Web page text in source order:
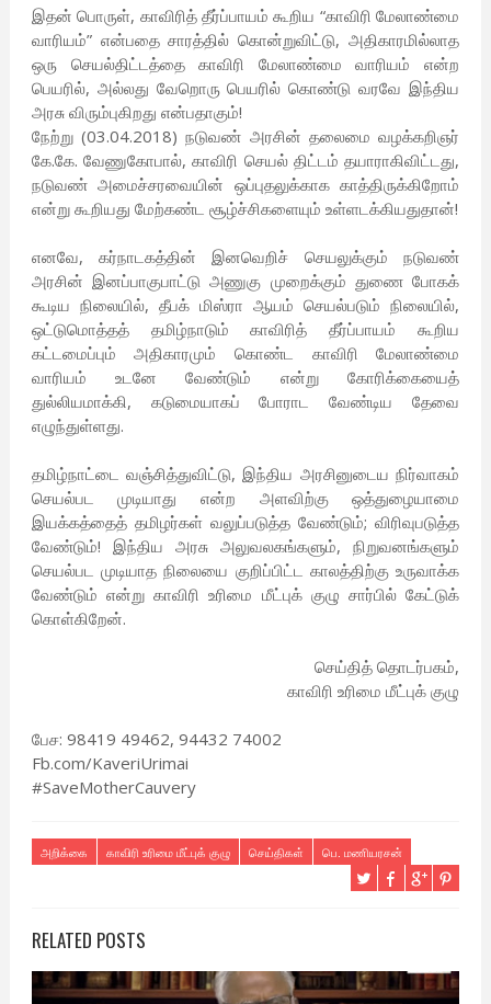
இதன் பொருள், காவிரித் தீர்ப்பாயம் கூறிய “காவிரி மேலாண்மை
வாரியம்” என்பதை சாரத்தில் கொன்றுவிட்டு, அதிகாரமில்லாத
ஒரு செயல்திட்டத்தை காவிரி மேலாண்மை வாரியம் என்ற
பெயரில், அல்லது வேறொரு பெயரில் கொண்டு வரவே இந்திய
அரசு விரும்புகிறது என்பதாகும்!
நேற்று (03.04.2018) நடுவண் அரசின் தலைமை வழக்கறிஞர்
கே.கே. வேணுகோபால், காவிரி செயல் திட்டம் தயாராகிவிட்டது,
நடுவண் அமைச்சரவையின் ஒப்புதலுக்காக காத்திருக்கிறோம்
என்று கூறியது மேற்கண்ட சூழ்ச்சிகளையும் உள்ளடக்கியதுதான்!
எனவே, கர்நாடகத்தின் இனவெறிச் செயலுக்கும் நடுவண்
அரசின் இனப்பாகுபாட்டு அணுகு முறைக்கும் துணை போகக்
கூடிய நிலையில், தீபக் மிஸ்ரா ஆயம் செயல்படும் நிலையில்,
ஒட்டுமொத்தத் தமிழ்நாடும் காவிரித் தீர்ப்பாயம் கூறிய
கட்டமைப்பும் அதிகாரமும் கொண்ட காவிரி மேலாண்மை
வாரியம் உடனே வேண்டும் என்று கோரிக்கையைத்
துல்லியமாக்கி, கடுமையாகப் போராட வேண்டிய தேவை
எழுந்துள்ளது.
தமிழ்நாட்டை வஞ்சித்துவிட்டு, இந்திய அரசினுடைய நிர்வாகம்
செயல்பட முடியாது என்ற அளவிற்கு ஒத்துழையாமை
இயக்கத்தைத் தமிழர்கள் வலுப்படுத்த வேண்டும்; விரிவுபடுத்த
வேண்டும்! இந்திய அரசு அலுவலகங்களும், நிறுவனங்களும்
செயல்பட முடியாத நிலையை குறிப்பிட்ட காலத்திற்கு உருவாக்க
வேண்டும் என்று காவிரி உரிமை மீட்புக் குழு சார்பில் கேட்டுக்
கொள்கிறேன்.
செய்தித் தொடர்பகம்,
காவிரி உரிமை மீட்புக் குழு
பேச: 98419 49462, 94432 74002
Fb.com/KaveriUrimai
#SaveMotherCauvery
அறிக்கை காவிரி உரிமை மீட்புக் குழு செய்திகள் பெ. மணியரசன்
RELATED POSTS